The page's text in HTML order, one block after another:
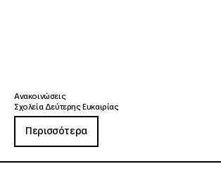
Ανακοινώσεις
Σχολεία Δεύτερης Ευκαιρίας
Περισσότερα